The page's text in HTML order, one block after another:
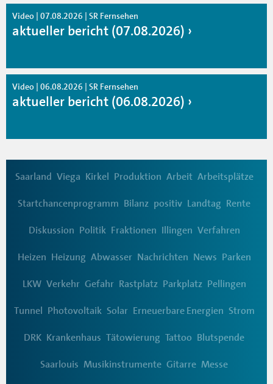
Video | 07.08.2026 | SR Fernsehen
aktueller bericht (07.08.2026)
Video | 06.08.2026 | SR Fernsehen
aktueller bericht (06.08.2026)
Saarland Viega Kirkel Produktion Arbeit Arbeitsplätze
Startchancenprogramm Bilanz positiv Landtag Rente
Diskussion Politik Fraktionen Illingen Verfahren
Heizen Heizung Abwasser Nachrichten News Parken
LKW Verkehr Gefahr Rastplatz Parkplatz Pellingen
Tunnel Photovoltaik Solar Erneuerbare Energien Strom
DRK Krankenhaus Tätowierung Tattoo Blutspende
Saarlouis Musikinstrumente Gitarre Messe